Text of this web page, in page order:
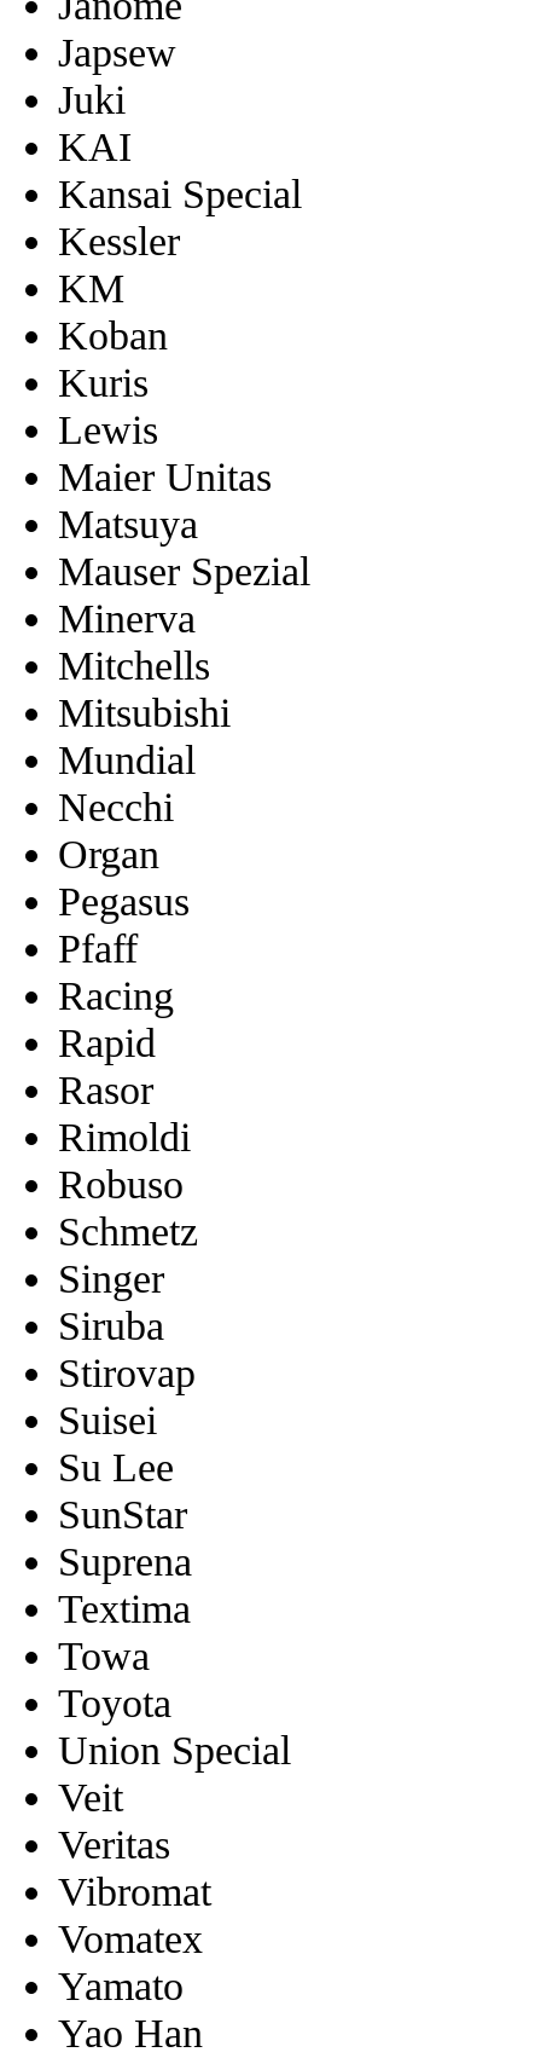
Japsew
Juki
KAI
Kansai Special
Kessler
KM
Koban
Kuris
Lewis
Maier Unitas
Matsuya
Mauser Spezial
Minerva
Mitchells
Mitsubishi
Mundial
Necchi
Organ
Pegasus
Pfaff
Racing
Rapid
Rasor
Rimoldi
Robuso
Schmetz
Singer
Siruba
Stirovap
Suisei
Su Lee
SunStar
Suprena
Textima
Towa
Toyota
Union Special
Veit
Veritas
Vibromat
Vomatex
Yamato
Yao Han